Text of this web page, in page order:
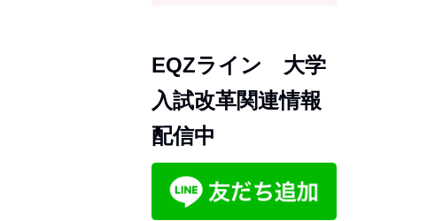
EQZライン 大学
入試改革関連情報
配信中